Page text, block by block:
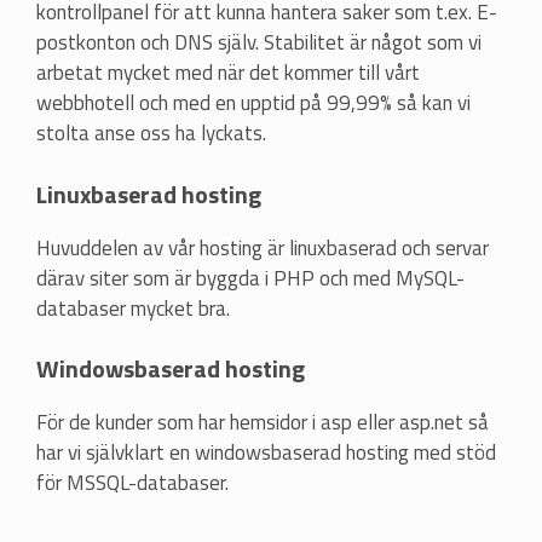
kontrollpanel för att kunna hantera saker som t.ex. E-
postkonton och DNS själv. Stabilitet är något som vi
arbetat mycket med när det kommer till vårt
webbhotell och med en upptid på 99,99% så kan vi
stolta anse oss ha lyckats.
Linuxbaserad hosting
Huvuddelen av vår hosting är linuxbaserad och servar
därav siter som är byggda i PHP och med MySQL-
databaser mycket bra.
Windowsbaserad hosting
För de kunder som har hemsidor i asp eller asp.net så
har vi självklart en windowsbaserad hosting med stöd
för MSSQL-databaser.